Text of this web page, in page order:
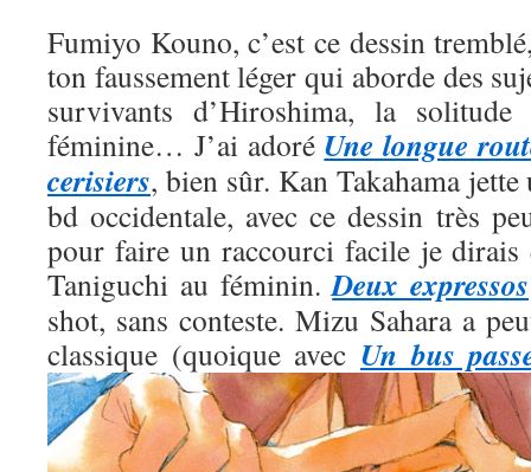
Fumiyo Kouno, c’est ce dessin
ton faussement léger qui aborde des
survivants d’Hiroshima, la
féminine… J’ai adoré Une longue
cerisiers, bien sûr. Kan Takahama
bd occidentale, avec ce dessin très
pour faire un raccourci facile je dirais
Taniguchi au féminin.Deux expressos
shot, sans conteste. Mizu Sahara a
classique (quoique avec Un bus